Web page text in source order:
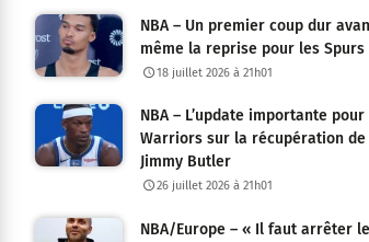
NBA – Un premier coup dur
même la reprise pour les Spurs
18 juillet 2026 à 21h01
NBA – L’update importante
Warriors sur la récupération de
Jimmy Butler
26 juillet 2026 à 21h01
NBA/Europe – « Il faut arrêter le